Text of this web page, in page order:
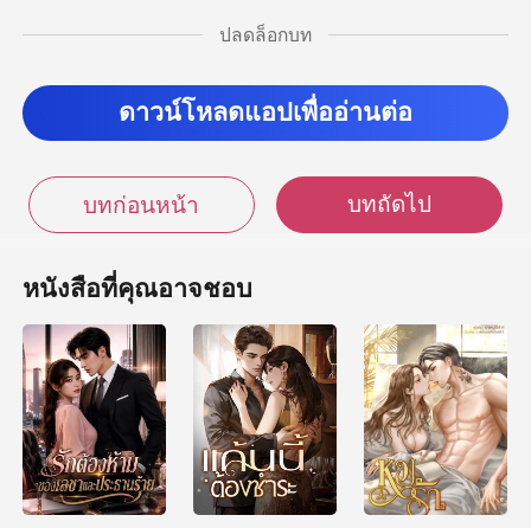
ปลดล็อกบท
ดาวน์โหลดแอปเพื่ออ่านต่อ
บทก่อนหน้า บทถัดไป
หนังสือที่คุณอาจชอบ